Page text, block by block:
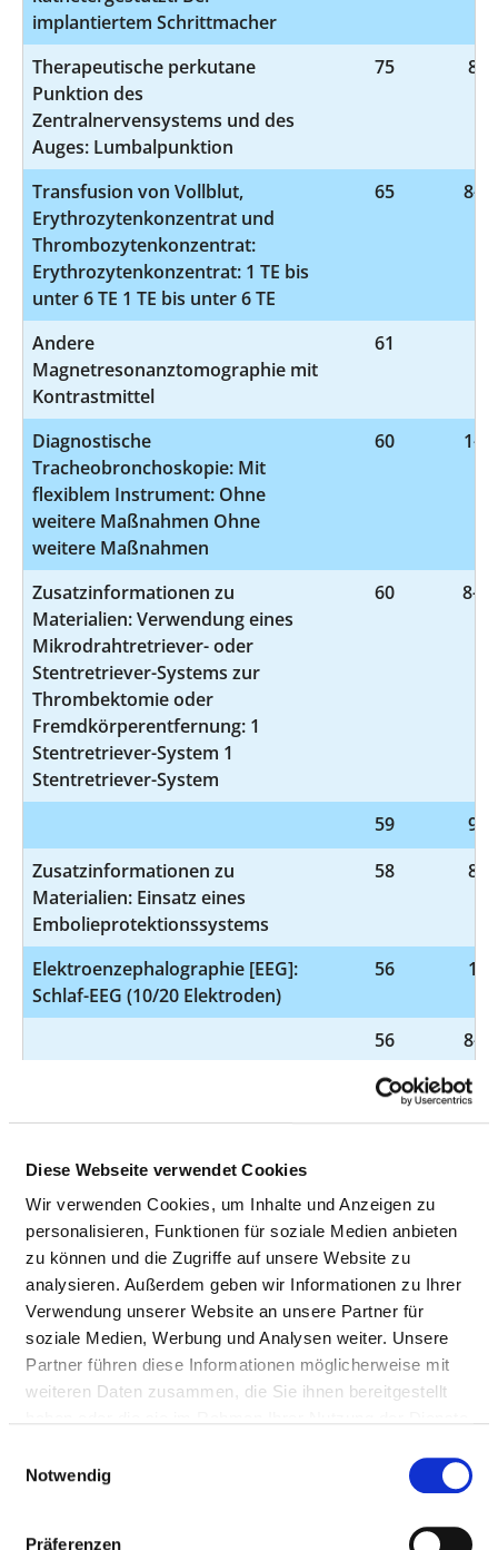
Diese Webseite verwendet Cookies
Wir verwenden Cookies, um Inhalte und Anzeigen zu
personalisieren, Funktionen für soziale Medien anbieten
zu können und die Zugriffe auf unsere Website zu
analysieren. Außerdem geben wir Informationen zu Ihrer
Verwendung unserer Website an unsere Partner für
soziale Medien, Werbung und Analysen weiter. Unsere
Partner führen diese Informationen möglicherweise mit
weiteren Daten zusammen, die Sie ihnen bereitgestellt
Notwendig
Präferenzen
implantiertem Schrittmacher
Therapeutische perkutane
Punktion des
Zentralnervensystems und des
Auges: Lumbalpunktion
75 8-
Transfusion von Vollblut,
Erythrozytenkonzentrat und
Thrombozytenkonzentrat:
Erythrozytenkonzentrat: 1 TE bis
unter 6 TE 1 TE bis unter 6 TE
65 8-
Andere
Magnetresonanztomographie mit
Kontrastmittel
61
Diagnostische
Tracheobronchoskopie: Mit
flexiblem Instrument: Ohne
weitere Maßnahmen Ohne
weitere Maßnahmen
60 1-
Zusatzinformationen zu
Materialien: Verwendung eines
Mikrodrahtretriever- oder
Stentretriever-Systems zur
Thrombektomie oder
Fremdkörperentfernung: 1
Stentretriever-System 1
Stentretriever-System
60 8-
59
9-
Zusatzinformationen zu
Materialien: Einsatz eines
Embolieprotektionssystems
58 8-
Elektroenzephalographie [EEG]:
Schlaf-EEG (10/20 Elektroden)
56 1-
56
8-
mehr Verfahren, zusätzlich ein
ärztliches oder
psychotherapeutisches
Einzelgespräch von mindestens
30 Minuten Vier oder mehr
Verfahren, zusätzlich ein
ärztliches o
55 8-
Computertomographie des
Beckens mit Kontrastmittel
54
Gefäßintervention: Ballon-